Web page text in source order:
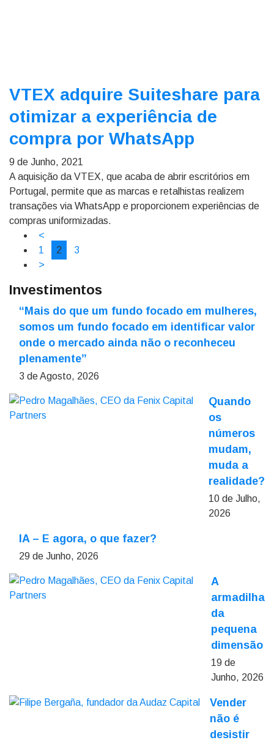
VTEX adquire Suiteshare para
otimizar a experiência de
compra por WhatsApp
9 de Junho, 2021
A aquisição da VTEX, que acaba de abrir escritórios em
Portugal, permite que as marcas e retalhistas realizem
transações via WhatsApp e proporcionem experiências de
compras uniformizadas.
<
1
2
3
>
Investimentos
“Mais do que um fundo focado em mulheres,
somos um fundo focado em identificar valor
onde o mercado ainda não o reconheceu
plenamente”
3 de Agosto, 2026
Quando
os
números
mudam,
muda a
realidade?
10 de Julho,
2026
IA – E agora, o que fazer?
29 de Junho, 2026
A
armadilha
da
pequena
dimensão
19 de
Junho, 2026
Vender
não é
desistir